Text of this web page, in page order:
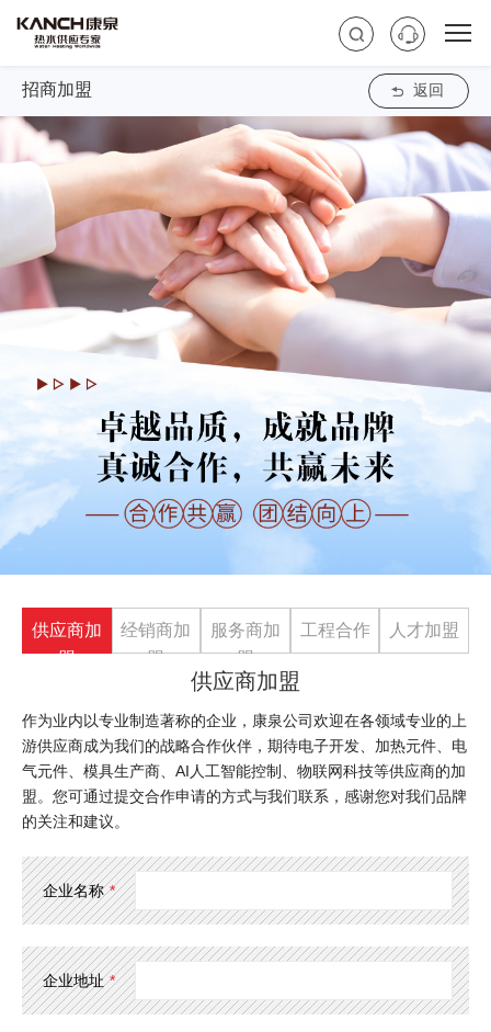
招商加盟 返回
供应商加
盟
经销商加
盟
服务商加
盟
工程合作 人才加盟
供应商加盟
作为业内以专业制造著称的企业，康泉公司欢迎在各领域专业的上
游供应商成为我们的战略合作伙伴，期待电子开发、加热元件、电
气元件、模具生产商、AI人工智能控制、物联网科技等供应商的加
盟。您可通过提交合作申请的方式与我们联系，感谢您对我们品牌
的关注和建议。
企业名称 *
企业地址 *